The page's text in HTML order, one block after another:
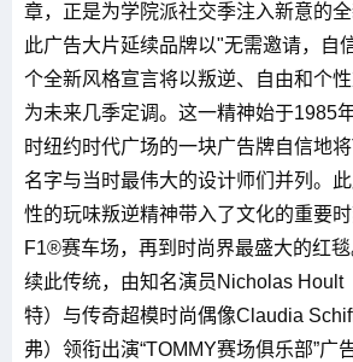
章，正是为学院派社交季注入新意的
此广告大片延续品牌以"无需邀请，
个全新风格宣言将以叛逆、自由和个性
为未来几季定调。这一精神始于1985
时纽约时代广场的一块广告牌自信地
名字与当时最伟大的设计师们并列。
性的玩味叛逆精神带入了文化的重要
F1®赛车场，再到时尚界最盛大的红
续此传统，由知名演员Nicholas Hoult
特）与传奇超模时尚偶像Claudia
弗）领衔出演“TOMMY赛场俱乐部”广